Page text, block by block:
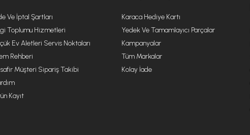
Ve İptal Şartları
Toplumu Hizmetleri
Ev Aletleri Servis Noktaları
Rehberi
Müşteri Sipariş Takibi
Kayıt
Karaca Hediye Kartı
Yedek Ve Tamamlayıcı Parçalar
Kampanyalar
Tüm Markalar
Kolay İade